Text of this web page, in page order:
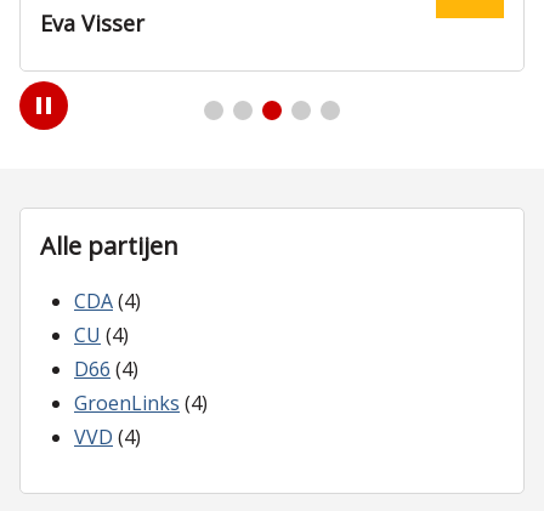
Eva Visser
Play
/
Alle partijen
CDA(4)
CU (4)
D66 (4)
GroenLinks (4)
VVD (4)